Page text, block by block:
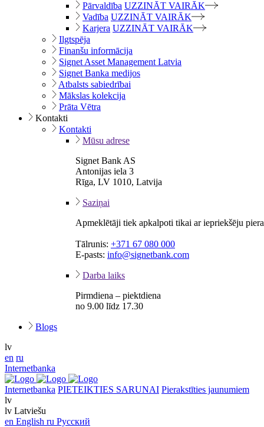
Pārvaldība UZZINĀT VAIRĀK
Vadība UZZINĀT VAIRĀK
Karjera UZZINĀT VAIRĀK
Ilgtspēja
Finanšu informācija
Signet Asset Management Latvia
Signet Banka medijos
Atbalsts sabiedrībai
Mākslas kolekcija
Prāta Vētra
Kontakti
Kontakti
Mūsu adrese
Signet Bank AS
Antonijas iela 3
Rīga, LV 1010, Latvija
Saziņai
Apmeklētāji tiek apkalpoti tikai ar iepriekšēju
Tālrunis: +371 67 080 000
E-pasts: info@signetbank.com
Darba laiks
Pirmdiena – piektdiena
no 9.00 līdz 17.30
Blogs
lv
en ru
Internetbanka
Internetbanka PIETEIKTIES SARUNAI Pierakstīties jaunumiem
lv
lv Latviešu
en English ru Русский